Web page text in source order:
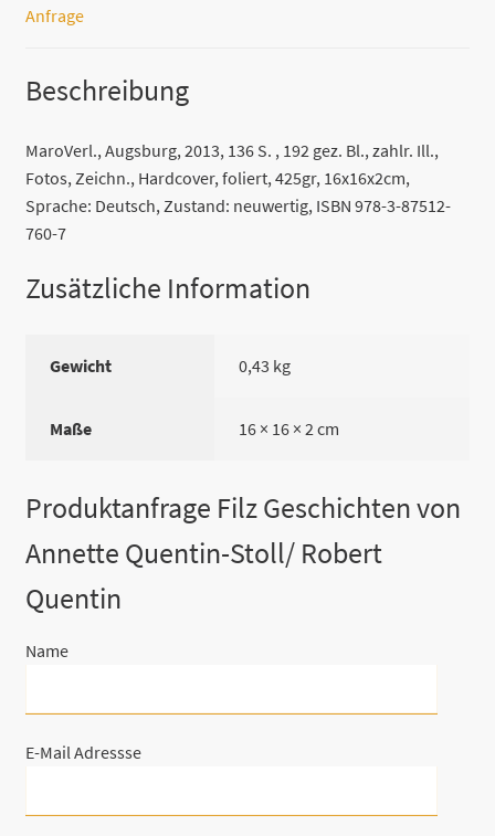
Anfrage
Beschreibung
MaroVerl., Augsburg, 2013, 136 S. , 192 gez. Bl., zahlr. Ill.,
Fotos, Zeichn., Hardcover, foliert, 425gr, 16x16x2cm,
Sprache: Deutsch, Zustand: neuwertig, ISBN 978-3-87512-
760-7
Zusätzliche Information
Gewicht 0,43 kg
Maße 16 × 16 × 2 cm
Produktanfrage Filz Geschichten von
Annette Quentin-Stoll/ Robert
Quentin
Name
E-Mail Adressse